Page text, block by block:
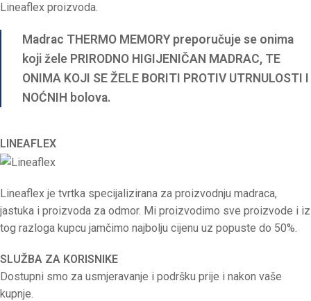
Lineaflex proizvoda.
Madrac THERMO MEMORY preporučuje se onima
koji žele PRIRODNO HIGIJENIČAN MADRAC, TE
ONIMA KOJI SE ŽELE BORITI PROTIV UTRNULOSTI I
NOĆNIH bolova.
LINEAFLEX
Lineaflex je tvrtka specijalizirana za proizvodnju madraca,
jastuka i proizvoda za odmor. Mi proizvodimo sve proizvode i iz
tog razloga kupcu jamčimo najbolju cijenu uz popuste do 50%.
SLUŽBA ZA KORISNIKE
Dostupni smo za usmjeravanje i podršku prije i nakon vaše
kupnje.